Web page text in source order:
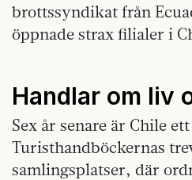
brottssyndikat från
öppnade strax filialer i
Handlar om liv
Sex år senare är Chile
Turisthandböckernas
samlingsplatser, där